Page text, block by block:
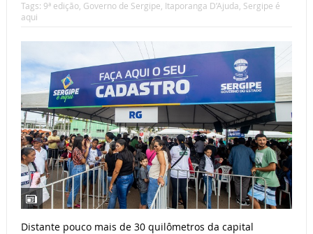
Tags: 9ª edição, Governo de Sergipe, Itaporanga D’Ajuda, Sergipe é
aqui
Distante pouco mais de 30 quilômetros da capital